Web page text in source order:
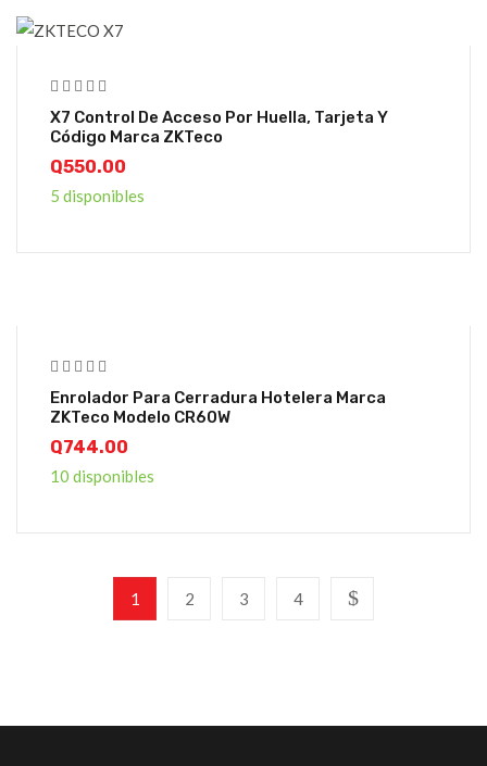
X7 Control De Acceso Por Huella, Tarjeta Y
Código Marca ZKTeco
Q550.00
5 disponibles
Enrolador Para Cerradura Hotelera Marca
ZKTeco Modelo CR60W
Q744.00
10 disponibles
1 2 3 4